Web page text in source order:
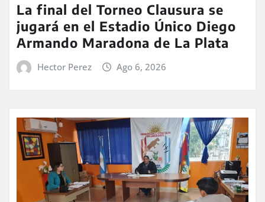
La final del Torneo Clausura se
jugará en el Estadio Único Diego
Armando Maradona de La Plata
Hector Perez Ago 6, 2026